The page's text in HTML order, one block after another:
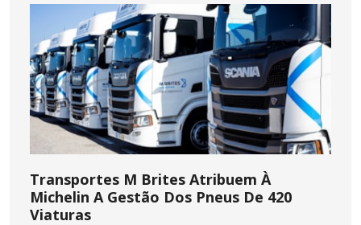
Transportes M Brites Atribuem À
Michelin A Gestão Dos Pneus De 420
Viaturas